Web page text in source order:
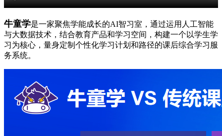
牛童学是一家聚焦学能成长的AI智习室，通过运用人工智能
与大数据技术，结合教育产品和学习空间，构建一个以学生学
习为核心，量身定制个性化学习计划和路径的课后综合学习服
务系统。